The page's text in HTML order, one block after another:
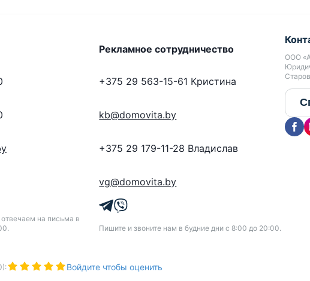
на письма в
Рекламное сотрудничество
+375 29 563-15-61 Кристина
kb@domovita.by
+375 29 179-11-28 Владислав
vg@domovita.by
Пишите и звоните нам в будние дни с 8:00 до 20:00.
ООО
): Войдите чтобы оценить